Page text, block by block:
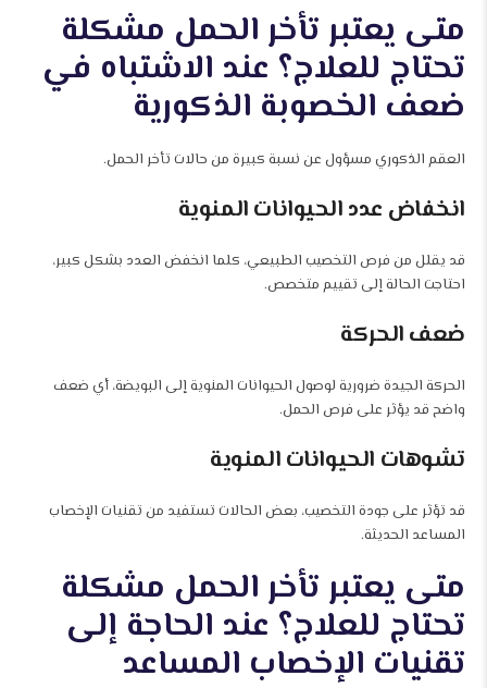
متى يعتبر تأخر الحمل مشكلة
تحتاج للعلاج؟ عند الاشتباه في
ضعف الخصوبة الذكورية
العقم الذكوري مسؤول عن نسبة كبيرة من حالات تأخر الحمل.
انخفاض عدد الحيوانات المنوية
قد يقلل من فرص التخصيب الطبيعي، كلما انخفض العدد بشكل كبير،
احتاجت الحالة إلى تقييم متخصص.
ضعف الحركة
الحركة الجيدة ضرورية لوصول الحيوانات المنوية إلى البويضة، أي ضعف
واضح قد يؤثر على فرص الحمل.
تشوهات الحيوانات المنوية
قد تؤثر على جودة التخصيب، بعض الحالات تستفيد من تقنيات الإخصاب
المساعد الحديثة.
متى يعتبر تأخر الحمل مشكلة
تحتاج للعلاج؟ عند الحاجة إلى
تقنيات الإخصاب المساعد